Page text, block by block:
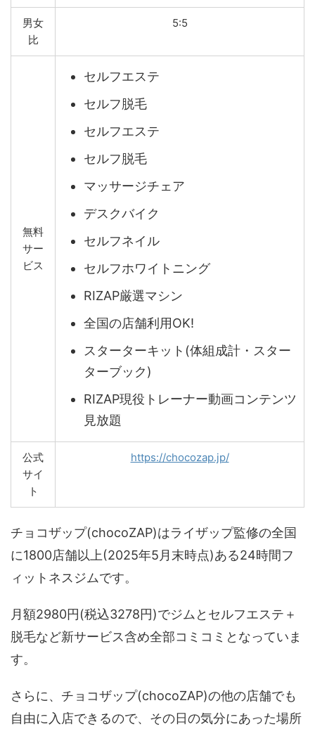
男女
比
5:5
無料
サー
ビス
セルフエステ
セルフ脱毛
セルフエステ
セルフ脱毛
マッサージチェア
デスクバイク
セルフネイル
セルフホワイトニング
RIZAP厳選マシン
全国の店舗利用OK!
スターターキット(体組成計・スター
ターブック)
RIZAP現役トレーナー動画コンテンツ
見放題
公式
サイ
ト
https://chocozap.jp/
チョコザップ(chocoZAP)はライザップ監修の全国
に1800店舗以上(2025年5月末時点)ある24時間フ
ィットネスジムです。
月額2980円(税込3278円)でジムとセルフエステ＋
脱毛など新サービス含め全部コミコミとなっていま
す。
さらに、チョコザップ(chocoZAP)の他の店舗でも
自由に入店できるので、その日の気分にあった場所